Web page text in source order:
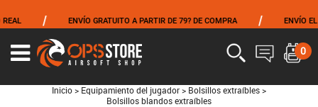
ENVÍO GRATUITO A PARTIR DE 79? DE COMPRA / ENVÍO EL MISMO DÍA
0
Inicio > Equipamiento del jugador > Bolsillos extraíbles >
Bolsillos blandos extraíbles